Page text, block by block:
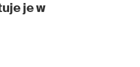
je w